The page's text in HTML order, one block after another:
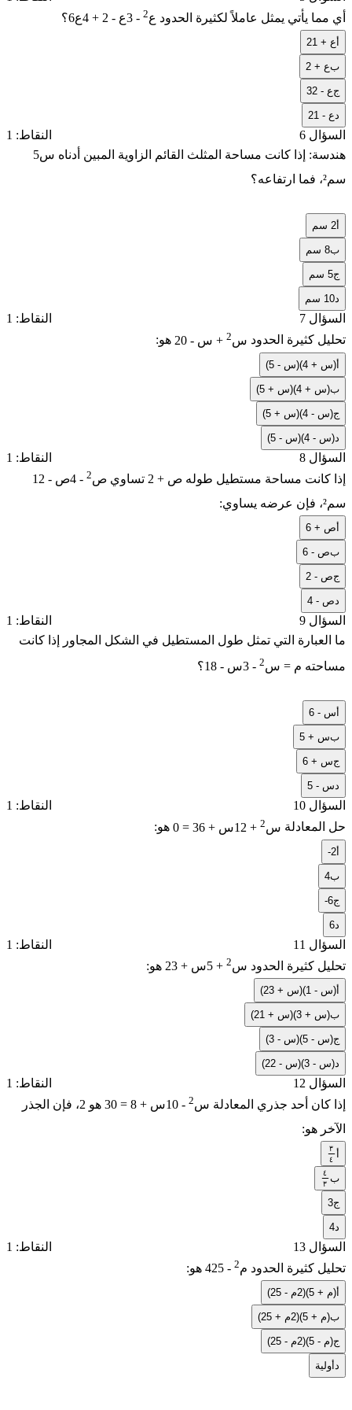
أي مما يأتي يمثل عاملاً لكثيرة الحدود 6ع2- 3ع - 2 + 4ع ؟
2ع + 1
بع + 2
ج3ع - 2
2ع - 1
السؤال 6
النقاط: 1
هندسة: إذا كانت مساحة المثلث القائم الزاوية المبين أدناه 5س
سم²، فما ارتفاعه؟
2 سم
ب8 سم
ج5 سم
10 سم
السؤال 7
النقاط: 1
تحليل كثيرة الحدود س 2+ س - 20 هو:
(س + 4)(س - 5)
ب(س + 4)(س + 5)
ج(س - 4)(س + 5)
(س - 4)(س - 5)
السؤال 8
النقاط: 1
إذا كانت مساحة مستطيل طوله ص + 2 تساوي ص 2- 4ص - 12
سم²، فإن عرضه يساوي:
ص + 6
بص - 6
جص - 2
ص - 4
السؤال 9
النقاط: 1
ما العبارة التي تمثل طول المستطيل في الشكل المجاور إذا كانت
مساحته م = س 2- 3س - 18 ؟
س - 6
بس + 5
جس + 6
س - 5
السؤال 10
النقاط: 1
حل المعادلة س 2+ 12س + 36 = 0 هو:
-2
ب4
ج-6
6
السؤال 11
النقاط: 1
تحليل كثيرة الحدود 2س 2+ 5س + 3 هو:
(2س - 1)(س + 3)
ب(2س + 3)(س + 1)
ج(س - 5)(س - 3)
(2س - 3)(س - 2)
السؤال 12
النقاط: 1
إذا كان أحد جذري المعادلة 3س 2- 10س + 8 = 0
هو 2، فإن الجذر
الآخر هو:
٣
٤٣
٤
ب ٣
٤
٣ ج3
4
السؤال 13
النقاط: 1
تحليل كثيرة الحدود 4م 2
- 25 هو:
(2م + 5)(2م - 5)
ب(2م + 5)(2م + 5)
ج(2م - 5)(2م - 5)
أولية